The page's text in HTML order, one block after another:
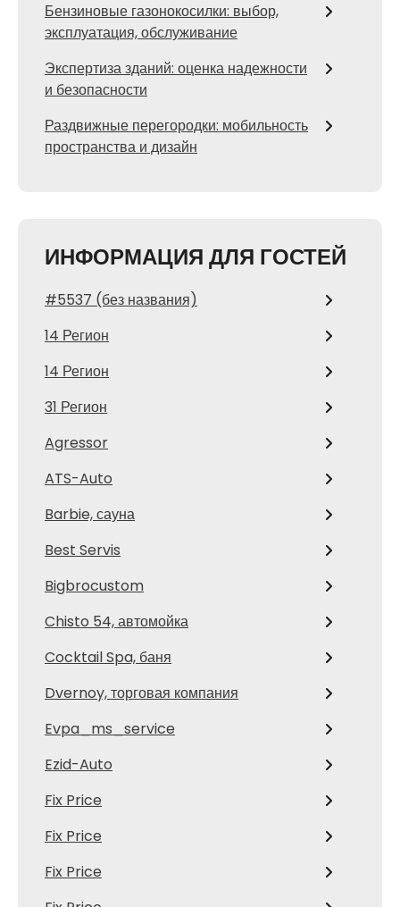
Бензиновые газонокосилки: выбор,
эксплуатация, обслуживание
Экспертиза зданий: оценка надежности
и безопасности
Раздвижные перегородки: мобильность
пространства и дизайн
ИНФОРМАЦИЯ ДЛЯ ГОСТЕЙ
#5537 (без названия)
14 Регион
14 Регион
31 Регион
Agressor
ATS-Auto
Barbie, сауна
Best Servis
Bigbrocustom
Chisto 54, автомойка
Cocktail Spa, баня
Dvernoy, торговая компания
Evpa_ms_service
Ezid-Auto
Fix Price
Fix Price
Fix Price